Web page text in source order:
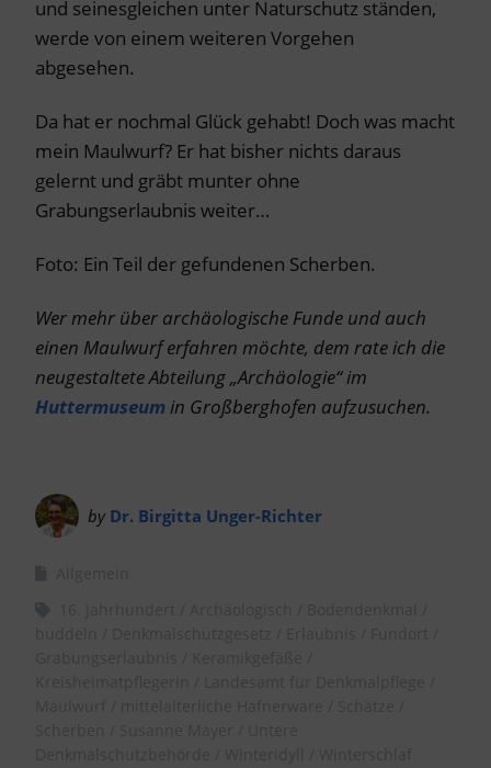
und seinesgleichen unter Naturschutz ständen,
werde von einem weiteren Vorgehen
abgesehen.
Da hat er nochmal Glück gehabt! Doch was macht
mein Maulwurf? Er hat bisher nichts daraus
gelernt und gräbt munter ohne
Grabungserlaubnis weiter…
Foto: Ein Teil der gefundenen Scherben.
Wer mehr über archäologische Funde und auch
einen Maulwurf erfahren möchte, dem rate ich die
neugestaltete Abteilung „Archäologie“ im
Huttermuseumin Großberghofen aufzusuchen.
by Dr. Birgitta Unger-Richter